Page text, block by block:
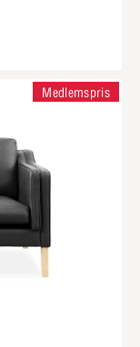
Medlemspris